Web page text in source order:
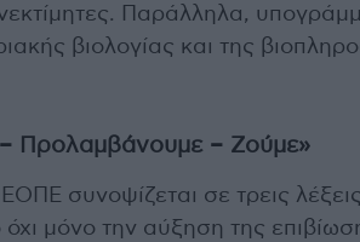
Παράλληλα,
βιολογίας και της
Προλαμβάνουμε – Ζούμε»
συνοψίζεται σε τρεις
μόνο την αύξηση της